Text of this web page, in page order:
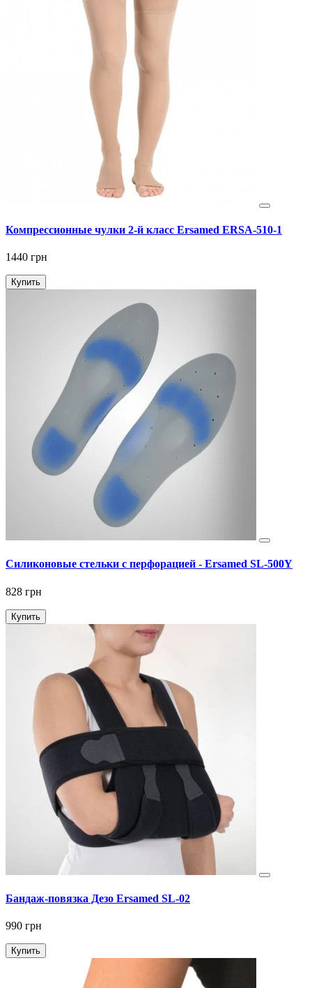
Компрессионные чулки 2-й класс Ersamed ERSA-510-1
1440 грн
Купить
Силиконовые стельки с перфорацией - Ersamed SL-500Y
828 грн
Купить
Бандаж-повязка Дезо Ersamed SL-02
990 грн
Купить